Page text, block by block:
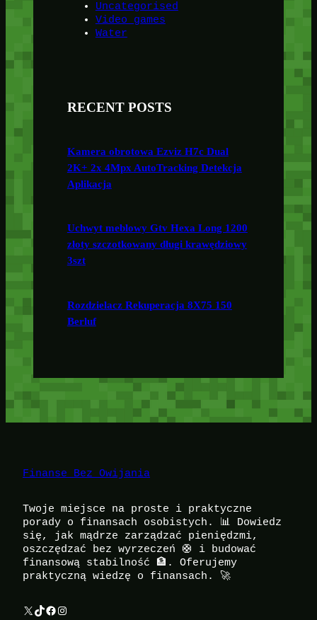
Uncategorised
Video games
Water
RECENT POSTS
Kamera obrotowa Ezviz H7c Dual
2K+ 2x 4Mpx AutoTracking Detekcja
Aplikacja
Uchwyt meblowy Gtv Hexa Long 1200
złoty szczotkowany długi krawędziowy
3szt
Rozdzielacz Rekuperacja 8X75 150
Berluf
Finanse Bez Owijania
Twoje miejsce na proste i praktyczne
porady o finansach osobistych. 📊 Dowiedz
się, jak mądrze zarządzać pieniędzmi,
oszczędzać bez wyrzeczeń 🛟 i budować
finansową stabilność 🏦. Oferujemy
praktyczną wiedzę o finansach. 🚀
X TikTok Facebook Instagram